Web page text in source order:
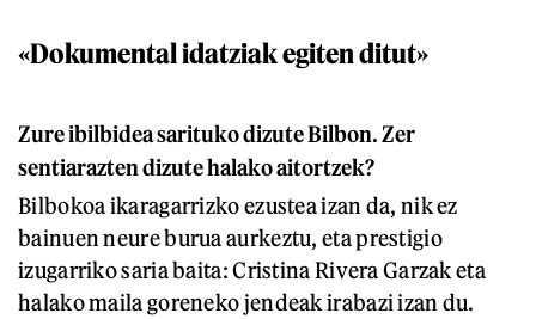
«Dokumental idatziak egiten ditut»
Zure ibilbidea sarituko dizute Bilbon. Zer
sentiarazten dizute halako aitortzek?
Bilbokoa ikaragarrizko ezustea izan da, nik ez
bainuen neure burua aurkeztu, eta prestigio
izugarriko saria baita: Cristina Rivera Garzak eta
halako maila goreneko jendeak irabazi izan du.